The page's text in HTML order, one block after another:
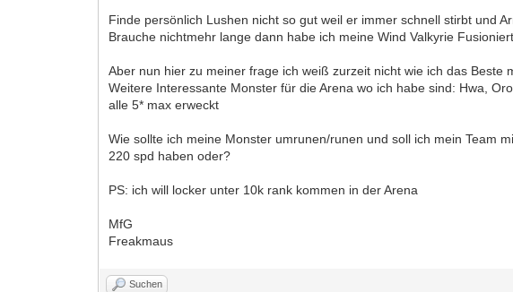
Finde persönlich Lushen nicht so gut weil er immer schnell stirbt und
Brauche nichtmehr lange dann habe ich meine Wind Valkyrie
Aber nun hier zu meiner frage ich weiß zurzeit nicht wie ich das Beste
Weitere Interessante Monster für die Arena wo ich habe sind: Hwa,
alle 5* max erweckt
Wie sollte ich meine Monster umrunen/runen und soll ich mein Team
220 spd haben oder?
PS: ich will locker unter 10k rank kommen in der Arena
MfG
Freakmaus
Suchen